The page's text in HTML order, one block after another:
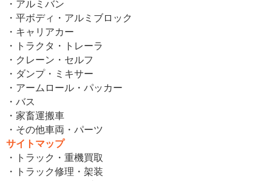
・アルミバン
・平ボディ・アルミブロック
・キャリアカー
・トラクタ・トレーラ
・クレーン・セルフ
・ダンプ・ミキサー
・アームロール・パッカー
・バス
・家畜運搬車
・その他車両・パーツ
サイトマップ
・トラック・重機買取
・トラック修理・架装